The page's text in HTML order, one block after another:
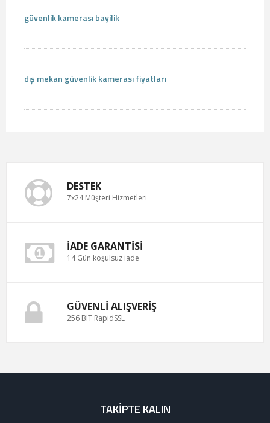
güvenlik kamerası bayilik
dış mekan güvenlik kamerası fiyatları
DESTEK
7x24 Müşteri Hizmetleri
İADE GARANTISI
14 Gün koşulsuz iade
GÜVENLI ALIŞVERIŞ
256 BIT RapidSSL
TAKIPTE KALIN